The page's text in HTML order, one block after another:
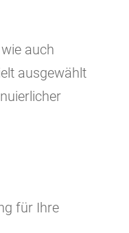
auch
ausgewählt
für Ihre